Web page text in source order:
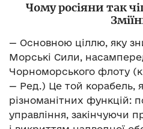
Чому росіяни так
— Основною ціллю, яку
Морські Сили,
Чорноморського флоту
— Ред.) Це той корабель,
різноманітних функцій:
управління, закінчуючи